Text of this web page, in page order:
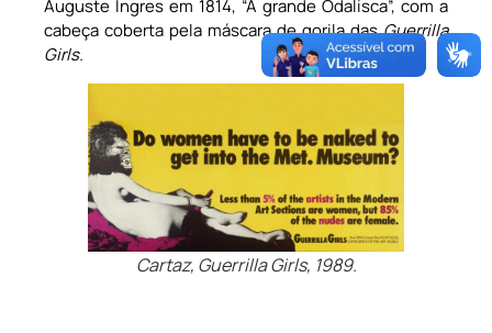
Auguste Ingres em 1814, “A grande Odalisca”, com a
cabeça coberta pela máscara de gorila dasGuerrilla
Girls.
Cartaz, Guerrilla Girls, 1989.